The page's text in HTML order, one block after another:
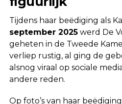
Tijdens haar beëdiging als
september 2025werd De
geheten in de Tweede
verliep rustig, al ging de
alsnog viraal op sociale
andere reden.
Op foto’s van haar